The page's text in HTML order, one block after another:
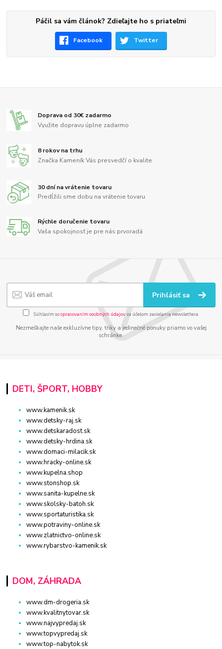
Páčil sa vám článok? Zdieľajte ho s priateľmi
Facebook Twitter
Doprava od 30€ zadarmo
Využite dopravu úplne zadarmo
8 rokov na trhu
Značka Kameník Vás presvedčí o kvalite
30 dní na vrátenie tovaru
Predĺžili sme dobu na vrátenie tovaru
Rýchle doručenie tovaru
Vaša spokojnosť je pre nás prvoradá
Prihlásiť sa
Súhlasím sospracovaním osobných údajov za účelom zasielania newslettera.
Nezmeškajte naše exkluzívne tipy, triky a jedinečné ponuky priamo vo vašej
schránke.
DETI, ŠPORT, HOBBY
www.kamenik.sk
www.detsky-raj.sk
www.detskaradost.sk
www.detsky-hrdina.sk
www.domaci-milacik.sk
www.hracky-online.sk
www.kupelna.shop
www.stonshop.sk
www.sanita-kupelne.sk
www.skolsky-batoh.sk
www.sportaturistika.sk
www.potraviny-online.sk
www.zlatnictvo-online.sk
www.rybarstvo-kamenik.sk
DOM, ZÁHRADA
www.dm-drogeria.sk
www.kvalitnytovar.sk
www.najvypredaj.sk
www.topvypredaj.sk
www.top-nabytok.sk